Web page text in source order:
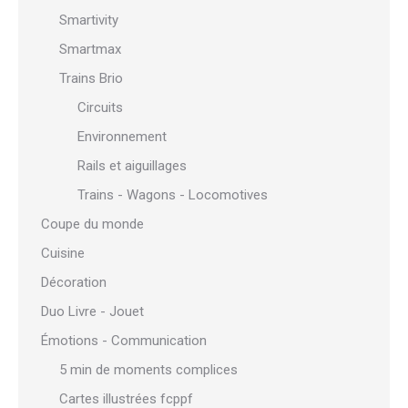
Smartivity
Smartmax
Trains Brio
Circuits
Environnement
Rails et aiguillages
Trains - Wagons - Locomotives
Coupe du monde
Cuisine
Décoration
Duo Livre - Jouet
Émotions - Communication
5 min de moments complices
Cartes illustrées fcppf